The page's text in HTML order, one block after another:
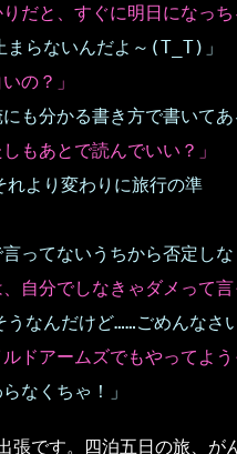
りだと、すぐに明日になっ
まらないんだよ～(T_T)」
の？」
にも分かる書き方で書いて
もあとで読んでいい？」
れより変わりに旅行の準
言ってないうちから否定
、自分でしなきゃダメって
うなんだけど……ごめんなさ
ルドアームズでもやってよ
なくちゃ！」
です。四泊五日の旅、が